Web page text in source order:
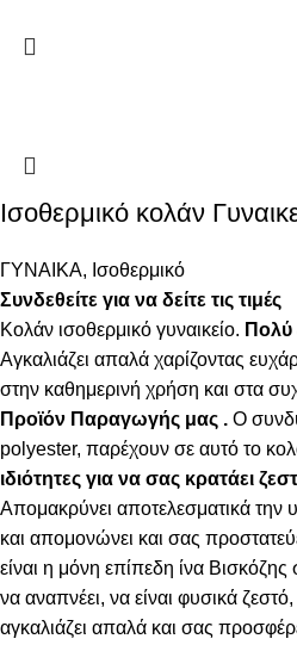
Ισοθερμικό κολάν
ΓΥΝΑΙΚΑ, Ισοθερμικό
Συνδεθείτε για να δείτε τις τιμές
Κολάν ισοθερμικό γυναικείο. Πολύ
Αγκαλιάζει απαλά χαρίζοντας
στην καθημερινή χρήση και στα
Προϊόν Παραγωγής μας . Ο
polyester, παρέχουν σε αυτό το
ιδιότητες για να σας κρατάει
Απομακρύνει αποτελεσματικά την
και απομονώνει και σας
είναι η μόνη επίπεδη ίνα
να αναπνέει, να είναι φυσικά
αγκαλιάζει απαλά και σας